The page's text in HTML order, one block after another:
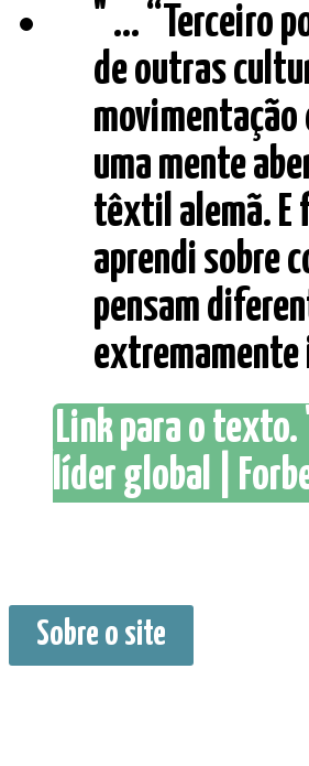
" ... “Terceiro
de outras
movimentação
uma mente
têxtil alemã. E
aprendi sobre
pensam
Link para o texto.
líder global |
Sobre o site